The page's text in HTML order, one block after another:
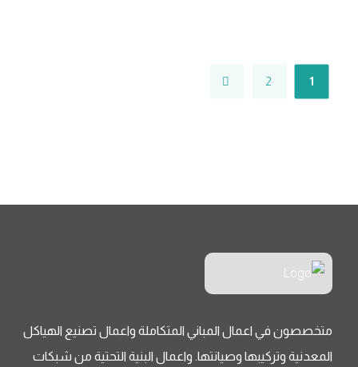
1
2
متخصصون في اعمال المباني المتكاملة واعمال تصنيع الهياكل
المعدنية وتركيبها وصيانتها. واعمال البنية التحتية من شبكات